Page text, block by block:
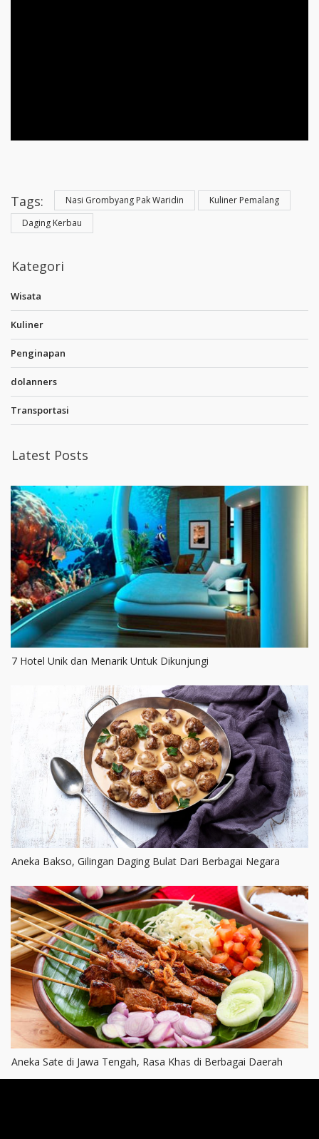
Tags: Nasi Grombyang Pak Waridin
Kuliner Pemalang
Daging Kerbau
Kategori
Wisata
Kuliner
Penginapan
dolanners
Transportasi
Latest Posts
7 Hotel Unik dan Menarik Untuk Dikunjungi
Aneka Bakso, Gilingan Daging Bulat Dari Berbagai Negara
Aneka Sate di Jawa Tengah, Rasa Khas di Berbagai Daerah